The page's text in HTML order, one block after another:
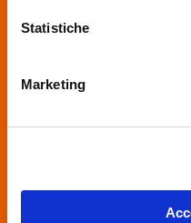
Statistiche
Marketing
Corso Mig Mag 40h
CORSO SALDATORE